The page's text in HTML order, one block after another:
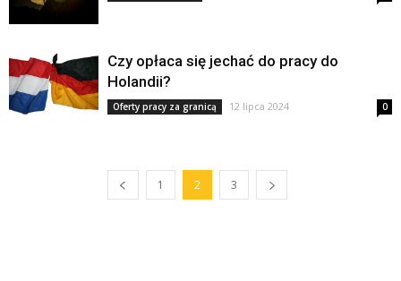
Czy opłaca się jechać do pracy do
Holandii?
Oferty pracy za granicą 12 lipca 2024 0
1 2 3